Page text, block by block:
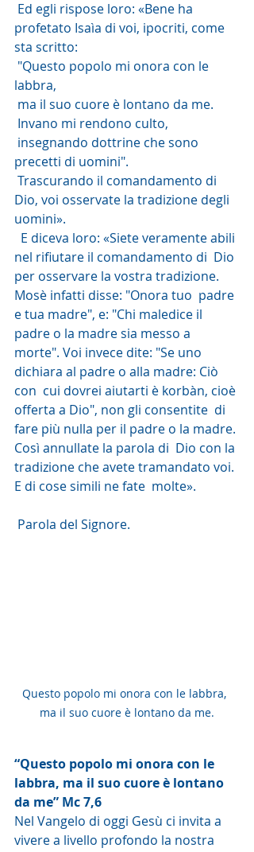
profetato Isaìa di voi, ipocriti, come
sta scritto:
labbra,
ma il suo cuore è lontano da me.
Invano mi rendono culto,
precetti di uomini".
Dio, voi osservate la tradizione degli
uomini».
nel rifiutare il comandamento di  Dio
per osservare la vostra tradizione.
Mosè infatti disse: "Onora tuo  padre
e tua madre", e: "Chi maledice il
padre o la madre sia messo a
morte". Voi invece dite: "Se uno
dichiara al padre o alla madre: Ciò
con  cui dovrei aiutarti è korbàn, cioè
offerta a Dio", non gli consentite  di
fare più nulla per il padre o la madre.
Così annullate la parola di  Dio con la
tradizione che avete tramandato voi.
E di cose simili ne fate  molte».
Parola del Signore.
Questo popolo mi onora con le labbra,
ma il suo cuore è lontano da me.
“Questo popolo mi onora con le
labbra, ma il suo cuore è lontano
da me” Mc 7,6
Nel Vangelo di oggi Gesù ci invita a
vivere a livello profondo la nostra